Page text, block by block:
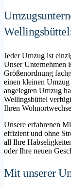
Jeder Umzug ist
Unser Unternehmen
Größenordnung
einen kleinen
angelegten Umzug
Wellingsbüttel
Ihren
Unsere erfahrenen
effizient und ohne
all Ihre
oder Ihre neuen
Mit unserer